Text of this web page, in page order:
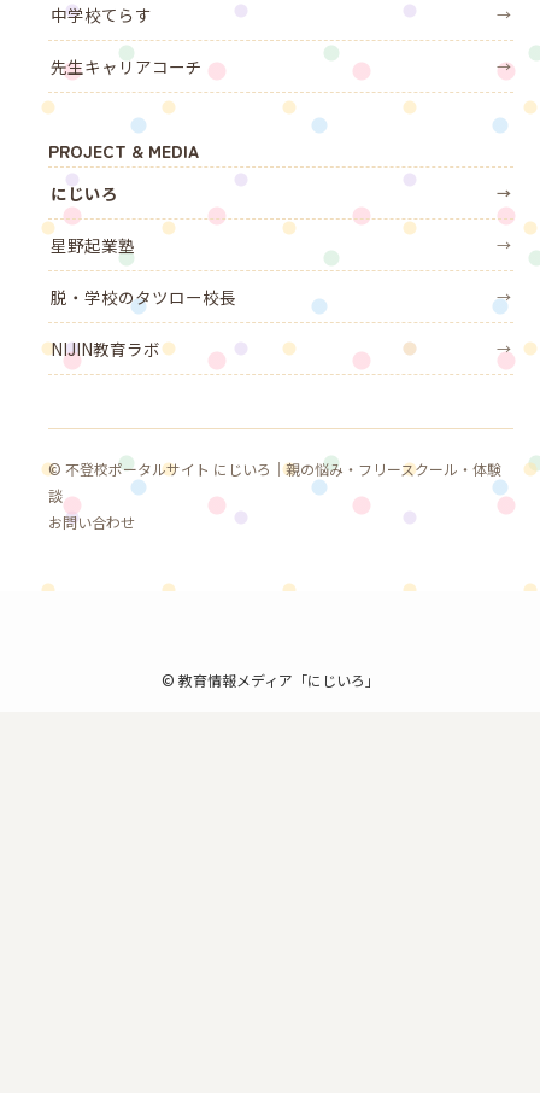
中学校てらす →
先生キャリアコーチ →
PROJECT & MEDIA
にじいろ
→
星野起業塾 →
脱・学校のタツロー校長 →
NIJIN教育ラボ →
© 不登校ポータルサイト にじいろ｜親の悩み・フリースクール・体験
談
お問い合わせ
© 教育情報メディア「にじいろ」